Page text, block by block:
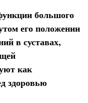
большого
его положении
в суставах,
как
здоровью